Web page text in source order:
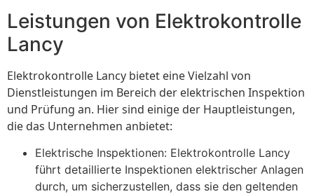
Leistungen von Elektrokontrolle
Lancy
Elektrokontrolle Lancy bietet eine Vielzahl von
Dienstleistungen im Bereich der elektrischen Inspektion
und Prüfung an. Hier sind einige der Hauptleistungen,
die das Unternehmen anbietet:
Elektrische Inspektionen: Elektrokontrolle Lancy
führt detaillierte Inspektionen elektrischer Anlagen
durch, um sicherzustellen, dass sie den geltenden